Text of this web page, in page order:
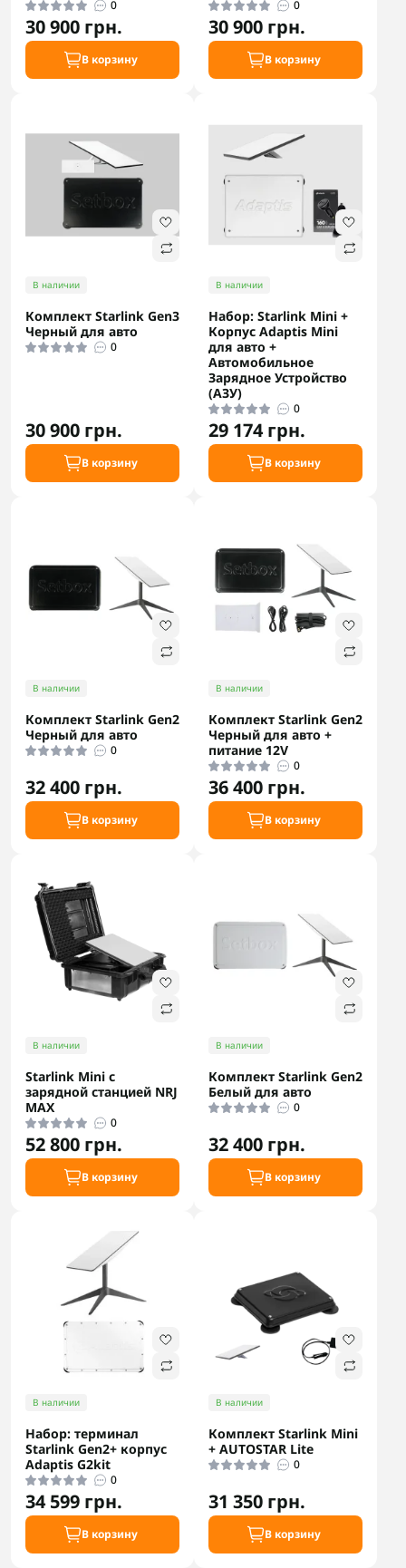
0
30 900 грн.
В корзину
0
30 900 грн.
В корзину
В наличии
Комплект Starlink Gen3
Черный для авто
0
30 900 грн.
В корзину
В наличии
Набор: Starlink Mini +
Корпус Adaptis Mini
для авто +
Автомобильное
Зарядное Устройство
(АЗУ)
0
29 174 грн.
В корзину
В наличии
Комплект Starlink Gen2
Черный для авто
0
32 400 грн.
В корзину
В наличии
Комплект Starlink Gen2
Черный для авто +
питание 12V
0
36 400 грн.
В корзину
В наличии
Starlink Mini с
зарядной станцией NRJ
MAX
0
52 800 грн.
В корзину
В наличии
Комплект Starlink Gen2
Белый для авто
0
32 400 грн.
В корзину
В наличии
Набор: терминал
Starlink Gen2+ корпус
Adaptis G2kit
0
34 599 грн.
В корзину
В наличии
Комплект Starlink Mini
+ AUTOSTAR Lite
0
31 350 грн.
В корзину